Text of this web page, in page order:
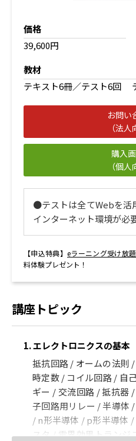
価格
39,600円
教材
テキスト6冊／テスト6回
お問い
（法人
購入
（個人
●テストは全てWebを活
インターネット環境が必
【申込特典】 eラーニング受け放
料体験プレゼント！
講座トピック
1. エレクトロニクスの基本
抵抗回路 / オームの法則
時定数 / コイル回路 / 自
ギー / 交流回路 / 抵抗器
子回路用リレー / 半導体
/ n形半導体 / p形半導体
スタ / 電界効果トランジ